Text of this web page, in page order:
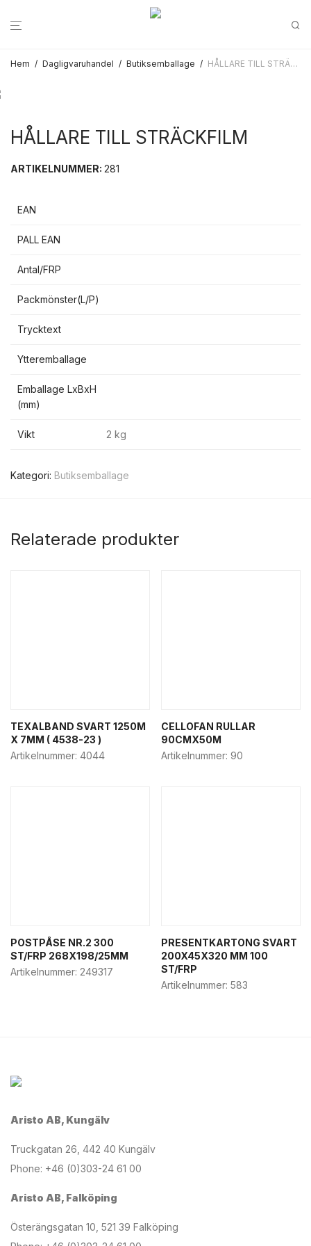
Hem / Dagligvaruhandel / Butiksemballage / HÅLLARE TILL STRÄCKFILM
HÅLLARE TILL STRÄCKFILM
ARTIKELNUMMER: 281
EAN
PALL EAN
Antal/FRP
Packmönster(L/P)
Trycktext
Ytteremballage
Emballage LxBxH
(mm)
Vikt 2 kg
Kategori: Butiksemballage
Relaterade produkter
TEXALBAND SVART 1250M
X 7MM ( 4538-23 )
Artikelnummer: 4044
CELLOFAN RULLAR
90CMX50M
Artikelnummer: 90
POSTPÅSE NR.2 300
ST/FRP 268X198/25MM
Artikelnummer: 249317
PRESENTKARTONG SVART
200X45X320 MM 100
ST/FRP
Artikelnummer: 583
Aristo AB, Kungälv
Truckgatan 26, 442 40 Kungälv
Phone: +46 (0)303-24 61 00
Aristo AB, Falköping
Österängsgatan 10, 521 39 Falköping